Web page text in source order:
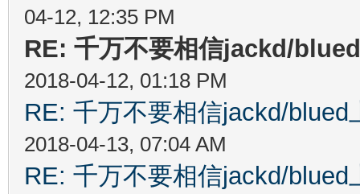
04-12, 12:35 PM
RE: 千万不要相信jackd/
2018-04-12, 01:18 PM
RE: 千万不要相信jackd/
2018-04-13, 07:04 AM
RE: 千万不要相信jackd/